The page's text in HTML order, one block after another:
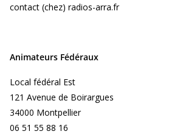
contact (chez) radios-arra.fr
Animateurs Fédéraux
Local fédéral Est
121 Avenue de Boirargues
34000 Montpellier
06 51 55 88 16